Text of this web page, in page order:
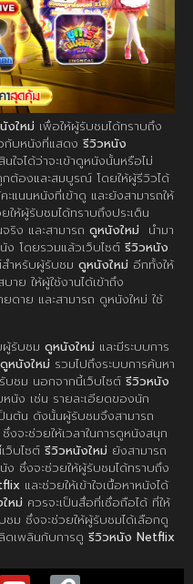
งใหม่ เพื่อให้ผู้รับชมได้ทราบถึง
กับหนังที่แสดง รีวิวหนัง
จได้ว่าจะเข้าดูหนังนั้นหรือไม่
ต้องและสมบูรณ์ โดยให้ผู้รีวิวได้
แนนหนังที่เข้าดู และยังสามารถให้
ห้ผู้รับชมได้ทราบถึงประเด็น
ง และสามารถ ดูหนังใหม่ นำมา
ง โดยรวมแล้วเว็บไซต์ รีวิวหนัง
สำหรับผู้รับชม ดูหนังใหม่ อีกทั้งให้
าย ให้ผู้ใช้งานได้เข้าถึง
ยดาย และสามารถ ดูหนังใหม่ ใช้
ผู้รับชม ดูหนังใหม่ และมีระบบการ
ดูหนังใหม่ รวมไปถึงระบบการค้นหา
ชม นอกจากนี้เว็บไซต์ รีวิวหนัง
นัง เช่น รายละเอียดของนัก
นต้น ดังนั้นผู้รับชมจึงสามารถ
งจะช่วยให้เวลาในการดูหนังสนุก
ว็บไซต์ รีวิวหนังใหม่ ยังสามารถ
ง ซึ่งจะช่วยให้ผู้รับชมได้ทราบถึง
และช่วยให้เข้าใจเนื้อหาหนังได้
หม่ ควรจะเป็นสื่อที่เชื่อถือได้ ที่ให้
ม ซึ่งจะช่วยให้ผู้รับชมได้เลือกดู
ดเพลินกับการดู รีวิวหนัง Netflix